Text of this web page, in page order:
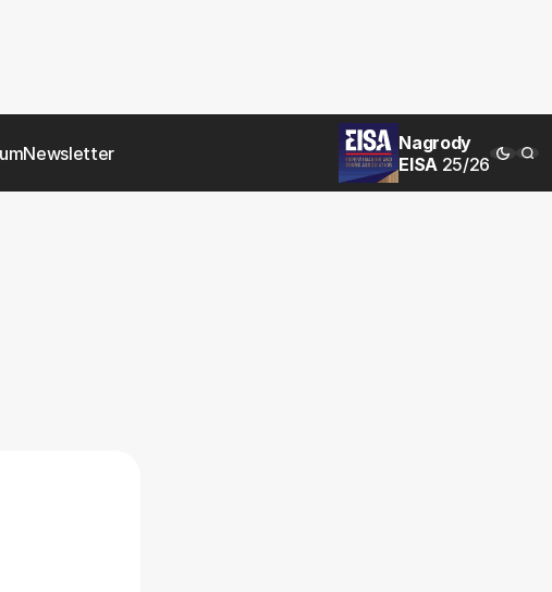
Newsletter
Nagrody
EISA 25/26